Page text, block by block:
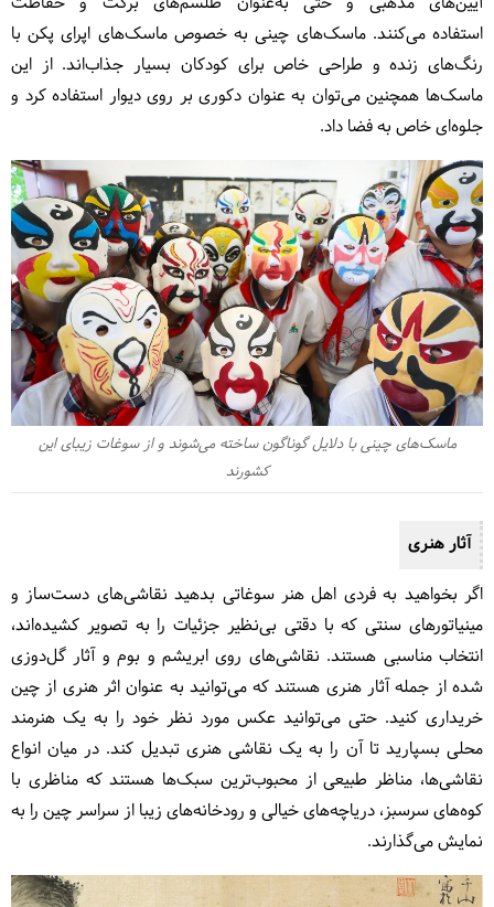
استفاده می‌کنند. ماسک‌های چینی به خصوص ماسک‌های اپرای پکن با
رنگ‌های زنده و طراحی خاص برای کودکان بسیار جذاب‌اند. از این
ماسک‌ها همچنین می‌توان به عنوان دکوری بر روی دیوار استفاده کرد و
جلوه‌ای خاص به فضا داد.
ماسک‌های چینی با دلایل گوناگون ساخته می‌شوند و از سوغات زیبای این
کشورند
آثار هنری
اگر بخواهید به فردی اهل هنر سوغاتی بدهید نقاشی‌های دست‌ساز و
مینیاتورهای سنتی که با دقتی بی‌نظیر جزئیات را به تصویر کشیده‌اند،
انتخاب مناسبی هستند. نقاشی‌های روی ابریشم و بوم و آثار گل‌دوزی
شده از جمله آثار هنری هستند که می‌توانید به عنوان اثر هنری از چین
خریداری کنید. حتی می‌توانید عکس مورد نظر خود را به یک هنرمند
محلی بسپارید تا آن را به یک نقاشی هنری تبدیل کند. در میان انواع
نقاشی‌ها، مناظر طبیعی از محبوب‌ترین سبک‌ها هستند که مناظری با
کوه‌های سرسبز، دریاچه‌های خیالی و رودخانه‌های زیبا از سراسر چین را به
نمایش می‌گذارند.